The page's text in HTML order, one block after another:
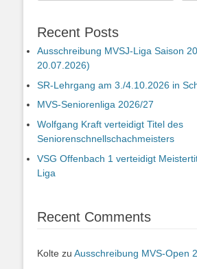
Recent Posts
Ausschreibung MVSJ-Liga Saison
20.07.2026)
SR-Lehrgang am 3./4.10.2026 in
MVS-Seniorenliga 2026/27
Wolfgang Kraft verteidigt Titel des
Seniorenschnellschachmeisters
VSG Offenbach 1 verteidigt
Liga
Recent Comments
Kolte zu Ausschreibung MVS-Open